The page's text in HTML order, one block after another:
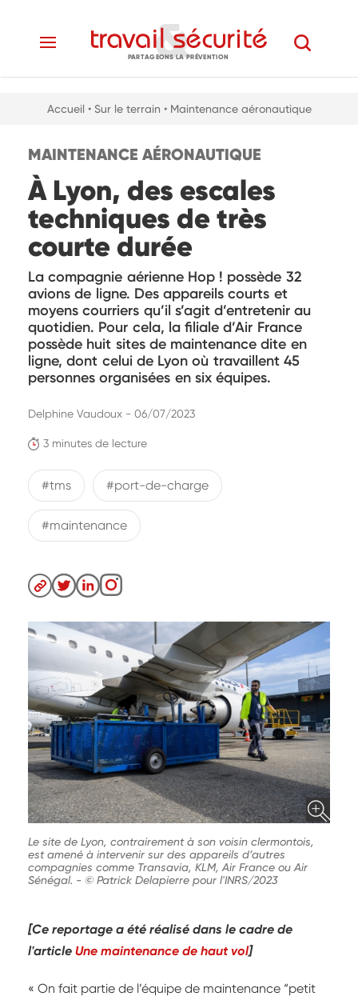
PARTAGEONS LA PRÉVENTION
Accueil • Sur le terrain • Maintenance aéronautique
MAINTENANCE AÉRONAUTIQUE
À Lyon, des escales
techniques de très
courte durée
La compagnie aérienne Hop ! possède 32
avions de ligne. Des appareils courts et
moyens courriers qu’il s’agit d’entretenir au
quotidien. Pour cela, la filiale d’Air France
possède huit sites de maintenance dite en
ligne, dont celui de Lyon où travaillent 45
personnes organisées en six équipes.
3 minutes de lecture
Delphine Vaudoux - 06/07/2023
#tms #port-de-charge
#maintenance
Le site de Lyon, contrairement à son voisin clermontois,
est amené à intervenir sur des appareils d’autres
compagnies comme Transavia, KLM, Air France ou Air
Sénégal. - © Patrick Delapierre pour l'INRS/2023
[Ce reportage a été réalisé dans le cadre de
l'article Une maintenance de haut vol]
« On fait partie de l’équipe de maintenance “petit